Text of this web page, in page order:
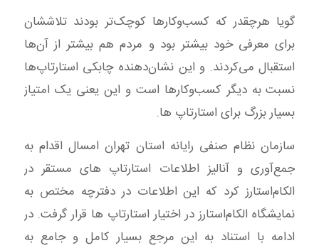
گویا هرچقدر که کسب‌وکارها کوچک‌تر بودند تلاششان
برای معرفی خود بیشتر بود و مردم هم بیشتر از آن‌ها
استقبال می‌کردند. و این نشان‌دهنده چابکی استارتاپ‌ها
نسبت به دیگر کسب‌وکارها است و این یعنی یک امتیاز
بسیار بزرگ برای استارتاپ ها.
سازمان نظام صنفی رایانه استان تهران امسال اقدام به
جمع‌آوری و آنالیز اطلاعات استارتاپ های مستقر در
الکام‌استارز کرد که این اطلاعات در دفترچه مختص به
نمایشگاه الکام‌استارز در اختیار استارتاپ ها قرار گرفت. در
ادامه با استناد به این مرجع بسیار کامل و جامع به